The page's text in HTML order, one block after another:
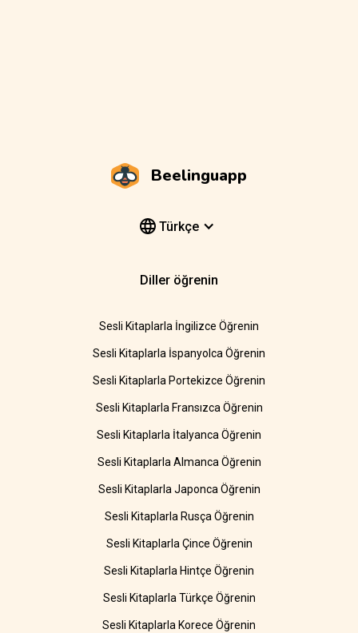
Beelinguapp
Türkçe
Diller öğrenin
Sesli Kitaplarla İngilizce Öğrenin
Sesli Kitaplarla İspanyolca Öğrenin
Sesli Kitaplarla Portekizce Öğrenin
Sesli Kitaplarla Fransızca Öğrenin
Sesli Kitaplarla İtalyanca Öğrenin
Sesli Kitaplarla Almanca Öğrenin
Sesli Kitaplarla Japonca Öğrenin
Sesli Kitaplarla Rusça Öğrenin
Sesli Kitaplarla Çince Öğrenin
Sesli Kitaplarla Hintçe Öğrenin
Sesli Kitaplarla Türkçe Öğrenin
Sesli Kitaplarla Korece Öğrenin